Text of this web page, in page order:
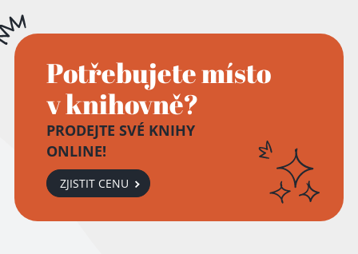
Potřebujete místo
v knihovně?
PRODEJTE SVÉ KNIHY
ONLINE!
ZJISTIT CENU